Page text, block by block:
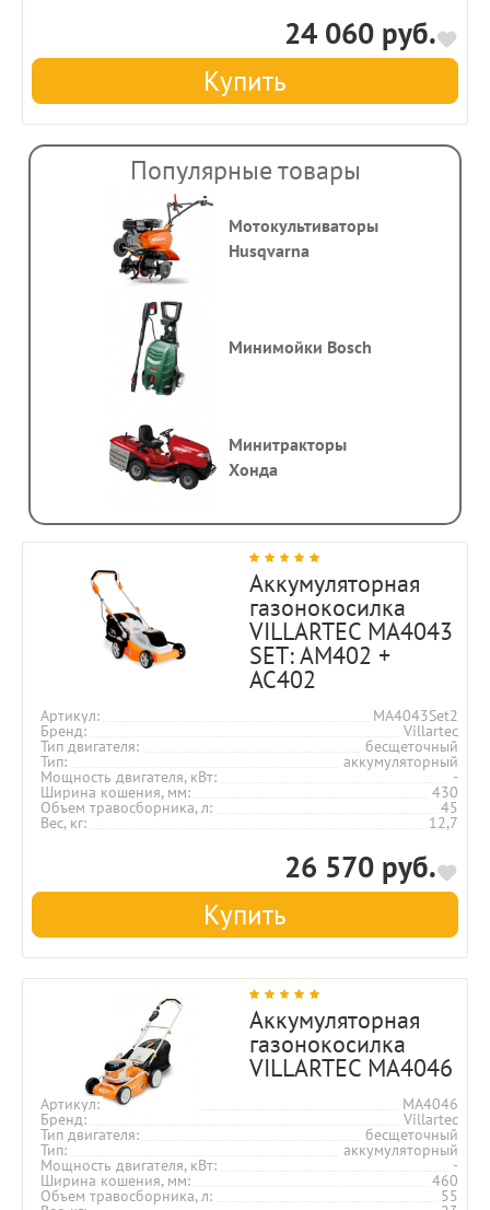
24 060 руб.
Купить
Популярные товары
Мотокультиваторы
Husqvarna
Минимойки Bosch
Минитракторы
Хонда
Аккумуляторная
газонокосилка
VILLARTEC MA4043
SET: AM402 +
AC402
Артикул MA4043Set2
Бренд Villartec
Тип двигателя бесщеточный
Тип аккумуляторный
Мощность двигателя, кВт -
Ширина кошения, мм 430
Объем травосборника, л 45
Вес, кг 12,7
26 570 руб.
Купить
Аккумуляторная
газонокосилка
VILLARTEC MA4046
Артикул MA4046
Бренд Villartec
Тип двигателя бесщеточный
Тип аккумуляторный
Мощность двигателя, кВт -
Ширина кошения, мм 460
Объем травосборника, л 55